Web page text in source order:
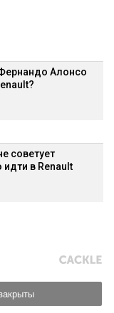
Алонсо
советует
в Renault